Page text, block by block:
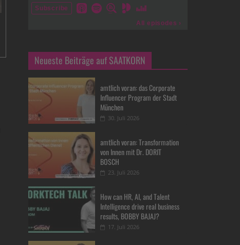
Neueste Beiträge auf SAATKORN
amtlich voran: das Corporate
Influencer Program der Stadt
München
30. Juli 2026
amtlich voran: Transformation
von Innen mit Dr. DORIT
BOSCH
23. Juli 2026
How can HR, AI, and Talent
Intelligence drive real business
results, BOBBY BAJAJ?
17. Juli 2026